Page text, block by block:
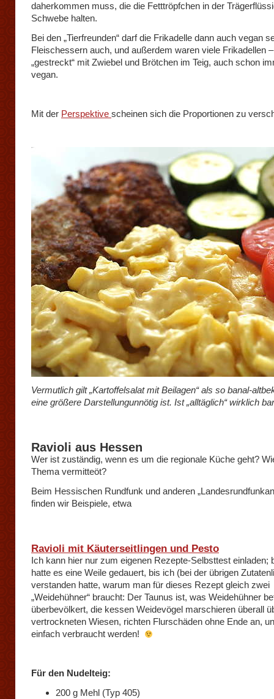
daherkommen muss, die die Fetttröpfchen in der
Schwebe halten.
Bei den „Tierfreunden“ darf die Frikadelle dann auch vegan
Fleischessern auch, und außerdem waren viele Frikadellen –
„gestreckt“ mit Zwiebel und Brötchen im Teig, auch schon
vegan.
Mit der Perspektive scheinen sich die Proportionen zu
Vermutlich gilt „Kartoffelsalat mit Beilagen“ als so banal-
eine größere Darstellungunnötig ist. Ist „alltäglich“ wirklich
Ravioli aus Hessen
Wer ist zuständig, wenn es um die regionale Küche geht?
Thema vermitteöt?
Beim Hessischen Rundfunk und anderen
finden wir Beispiele, etwa
Ravioli mit Käuterseitlingen und Pesto
Ich kann hier nur zum eigenen Rezepte-Selbsttest einladen;
hatte es eine Weile gedauert, bis ich (bei der übrigen
verstanden hatte, warum man für dieses Rezept gleich zwei
„Weidehühner“ braucht: Der Taunus ist, was Weidehühner
überbevölkert, die kessen Weidevögel marschieren überall
vertrockneten Wiesen, richten Flurschäden ohne Ende an,
einfach verbraucht werden!
Für den Nudelteig:
200 g Mehl (Typ 405)